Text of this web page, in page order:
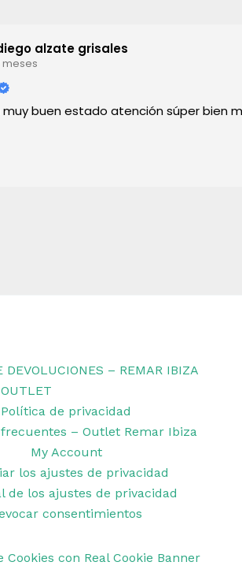
alzate grisales
muy buen estado atención súper bien
DEVOLUCIONES – REMAR IBIZA
Política de privacidad
– Outlet Remar Ibiza
My Account
los ajustes de privacidad
de los ajustes de privacidad
consentimientos
con Real Cookie Banner